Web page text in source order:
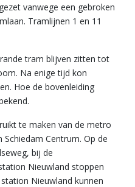
vanwege een gebroken
Tramlijnen 1 en 11
tram blijven zitten tot
Na enige tijd kon
Hoe de bovenleiding
te maken van de metro
Centrum. Op de
bij de
tation Nieuwland stoppen
Nieuwland kunnen